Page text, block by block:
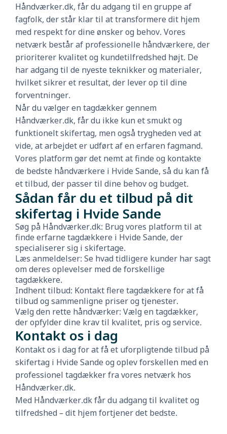
Håndværker.dk, får du adgang til en gruppe af
fagfolk, der står klar til at transformere dit hjem
med respekt for dine ønsker og behov. Vores
netværk består af professionelle håndværkere, der
prioriterer kvalitet og kundetilfredshed højt. De
har adgang til de nyeste teknikker og materialer,
hvilket sikrer et resultat, der lever op til dine
forventninger.
Når du vælger en tagdækker gennem
Håndværker.dk, får du ikke kun et smukt og
funktionelt skifertag, men også trygheden ved at
vide, at arbejdet er udført af en erfaren fagmand.
Vores platform gør det nemt at finde og kontakte
de bedste håndværkere i Hvide Sande, så du kan få
et tilbud, der passer til dine behov og budget.
Sådan får du et tilbud på dit
skifertag i Hvide Sande
Søg på Håndværker.dk: Brug vores platform til at
finde erfarne tagdækkere i Hvide Sande, der
specialiserer sig i skifertage.
Læs anmeldelser: Se hvad tidligere kunder har sagt
om deres oplevelser med de forskellige
tagdækkere.
Indhent tilbud: Kontakt flere tagdækkere for at få
tilbud og sammenligne priser og tjenester.
Vælg den rette håndværker: Vælg en tagdækker,
der opfylder dine krav til kvalitet, pris og service.
Kontakt os i dag
Kontakt os i dag for at få et uforpligtende tilbud på
skifertag i Hvide Sande og oplev forskellen med en
professionel tagdækker fra vores netværk hos
Håndværker.dk.
Med Håndværker.dk får du adgang til kvalitet og
tilfredshed – dit hjem fortjener det bedste.